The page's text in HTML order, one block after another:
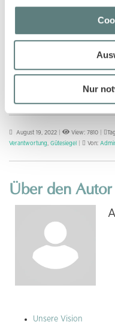
Nur
Bei vielen Punkten, die im
könnte man denken, dass
aufgenommen wurden,
der beim SA8000-Siegel
statt. Es macht also wirklich
achtet, ob man SA8000-
August 19, 2022 View: 7810
Verantwortung Gütesiegel Von:
Über den Autor
Unsere Vision